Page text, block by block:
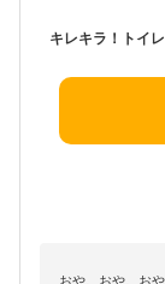
おや、おや、お